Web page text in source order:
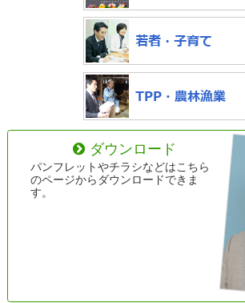
ダウンロード
パンフレットやチラシなどはこちら
のページからダウンロードできま
す。